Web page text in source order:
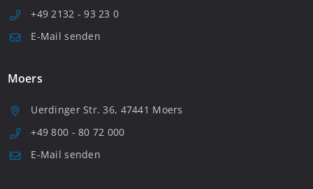
+49 2132 - 93 23 0
E-Mail senden
Moers
Uerdinger Str. 36, 47441 Moers
+49 800 - 80 72 000
E-Mail senden